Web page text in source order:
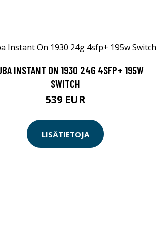
INSTANT ON 1930 24G 4SFP+ 195W
SWITCH
539 EUR
LISÄTIETOJA